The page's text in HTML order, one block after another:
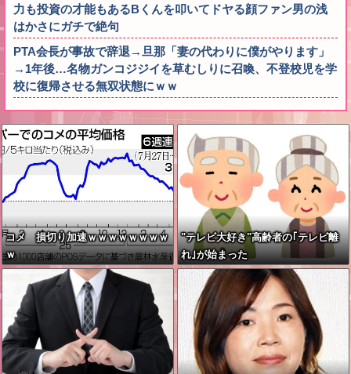
力も投資の才能もあるBくんを叩いてドヤる顔ファン男の浅
はかさにガチで絶句
PTA会長が事故で辞退→旦那「妻の代わりに僕がやります」
→1年後…名物ガンコジジイを草むしりに召喚、不登校児を学
校に復帰させる無双状態にｗｗ
コメ 損切り加速ｗｗｗｗｗｗｗｗ
ｗ
"テレビ大好き"高齢者の｢テレビ離
れ｣が始まった